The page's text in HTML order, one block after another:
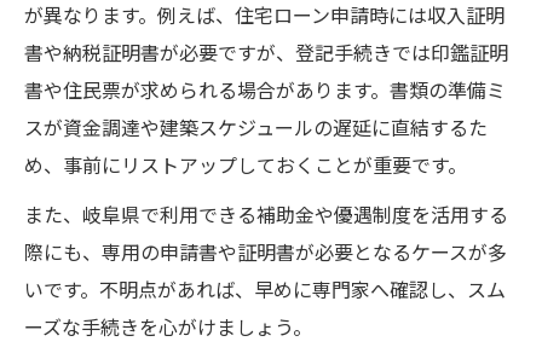
が異なります。例えば、住宅ローン申請時には収入証明
書や納税証明書が必要ですが、登記手続きでは印鑑証明
書や住民票が求められる場合があります。書類の準備ミ
スが資金調達や建築スケジュールの遅延に直結するた
め、事前にリストアップしておくことが重要です。
また、岐阜県で利用できる補助金や優遇制度を活用する
際にも、専用の申請書や証明書が必要となるケースが多
いです。不明点があれば、早めに専門家へ確認し、スム
ーズな手続きを心がけましょう。